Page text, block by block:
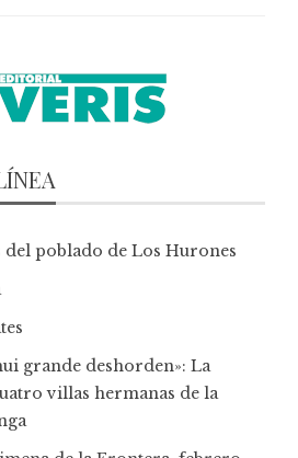
poblado de Los Hurones
grande deshorden»: La
villas hermanas de la